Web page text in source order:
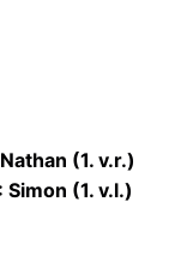
(1. v.r.)
(1. v.l.)